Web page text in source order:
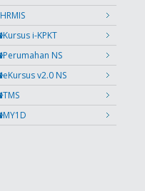
HRMIS
Kursus i-KPKT
Perumahan NS
eKursus v2.0 NS
TMS
MY1D